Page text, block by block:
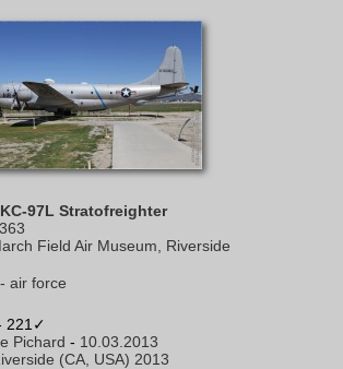
97L Stratofreighter
Field Air Museum, Riverside
air force
221✓
Pichard - 10.03.2013
(CA, USA) 2013